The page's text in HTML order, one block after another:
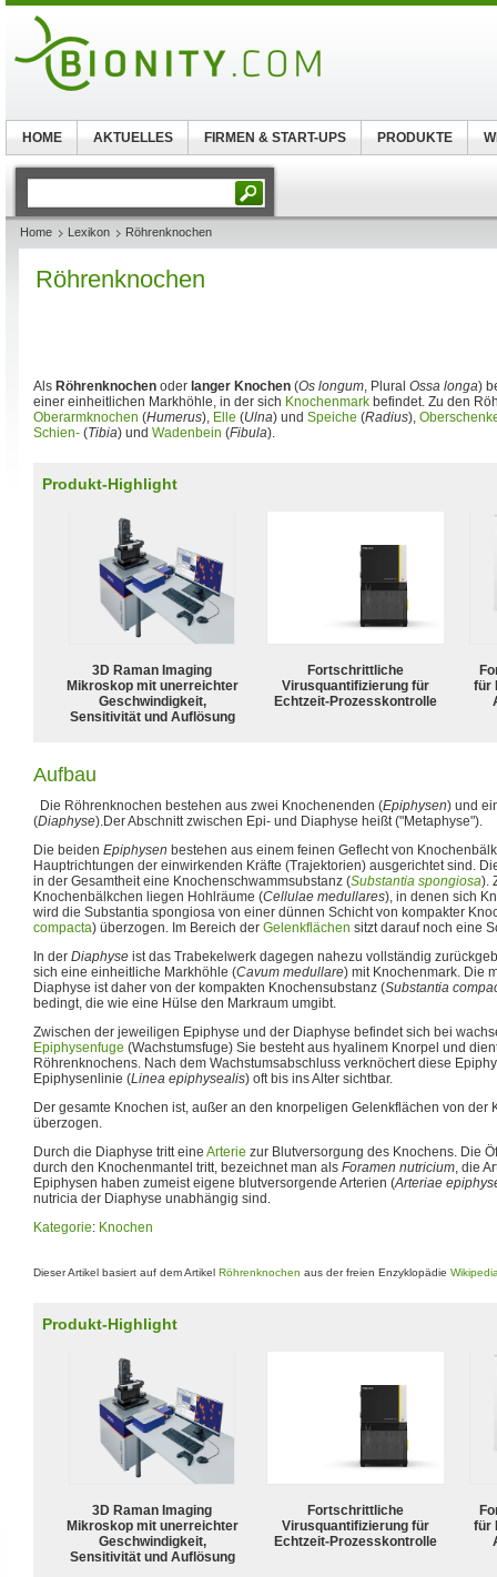
Home Lexikon Röhrenknochen
Röhrenknochen
Als Röhrenknochen oder langer Knochen (Os longum, Plural Ossa longa)
einer einheitlichen Markhöhle, in der sich Knochenmark befindet. Zu den
Oberarmknochen (Humerus), Elle (Ulna) und Speiche (Radius),
Schien- (Tibia) und Wadenbein (Fibula).
Produkt-Highlight
3D Raman Imaging
Mikroskop mit unerreichter
Geschwindigkeit,
Sensitivität und Auflösung
Fortschrittliche
Virusquantifizierung für
Echtzeit-Prozesskontrolle
für
Aufbau
Die Röhrenknochen bestehen aus zwei Knochenenden (Epiphysen) und
(Diaphyse).Der Abschnitt zwischen Epi- und Diaphyse heißt ("Metaphyse").
Die beiden Epiphysen bestehen aus einem feinen Geflecht von
Hauptrichtungen der einwirkenden Kräfte (Trajektorien) ausgerichtet sind.
in der Gesamtheit eine Knochenschwammsubstanz (Substantia spongiosa).
Knochenbälkchen liegen Hohlräume (Cellulae medullares), in denen sich
wird die Substantia spongiosa von einer dünnen Schicht von kompakter
compacta) überzogen. Im Bereich der Gelenkflächen sitzt darauf noch eine
In der Diaphyse ist das Trabekelwerk dagegen nahezu vollständig
sich eine einheitliche Markhöhle (Cavum medullare) mit Knochenmark. Die
Diaphyse ist daher von der kompakten Knochensubstanz (Substantia
bedingt, die wie eine Hülse den Markraum umgibt.
Zwischen der jeweiligen Epiphyse und der Diaphyse befindet sich bei
Epiphysenfuge (Wachstumsfuge) Sie besteht aus hyalinem Knorpel und
Röhrenknochens. Nach dem Wachstumsabschluss verknöchert diese
Epiphysenlinie (Linea epiphysealis) oft bis ins Alter sichtbar.
Der gesamte Knochen ist, außer an den knorpeligen Gelenkflächen von der
überzogen.
Durch die Diaphyse tritt eine Arterie zur Blutversorgung des Knochens. Die
durch den Knochenmantel tritt, bezeichnet man als Foramen nutricium, die
Epiphysen haben zumeist eigene blutversorgende Arterien (Arteriae
nutricia der Diaphyse unabhängig sind.
Kategorie: Knochen
Dieser Artikel basiert auf dem Artikel Röhrenknochen aus der freien Enzyklopädie
Produkt-Highlight
3D Raman Imaging
Mikroskop mit unerreichter
Geschwindigkeit,
Sensitivität und Auflösung
Fortschrittliche
Virusquantifizierung für
Echtzeit-Prozesskontrolle
für
HOME AKTUELLES FIRMEN & START-UPS PRODUKTE